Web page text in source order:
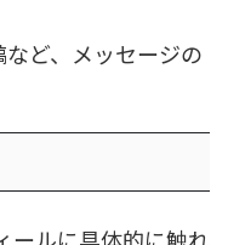
ど、メッセージの